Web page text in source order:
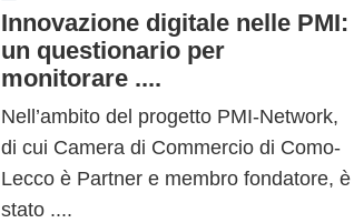
Innovazione digitale nelle PMI:
un questionario per
monitorare ....
Nell’ambito del progetto PMI-Network,
di cui Camera di Commercio di Como-
Lecco è Partner e membro fondatore, è
stato ....